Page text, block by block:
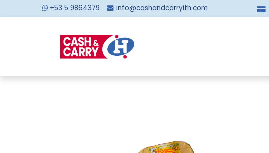
+53 5 9864379 info@cashandcarryith.com